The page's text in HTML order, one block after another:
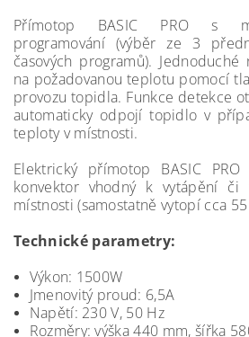
Přímotop BASIC PRO s
programování (výběr ze 3
časových programů). Jednoduché
na požadovanou teplotu pomocí
provozu topidla. Funkce detekce
automaticky odpojí topidlo v
teploty v místnosti.
Elektrický přímotop BASIC
konvektor vhodný k vytápění či
místnosti (samostatně vytopí cca
Technické parametry:
Výkon: 1500W
Jmenovitý proud: 6,5A
Napětí: 230 V, 50 Hz
Rozměry: výška 440 mm, šířka